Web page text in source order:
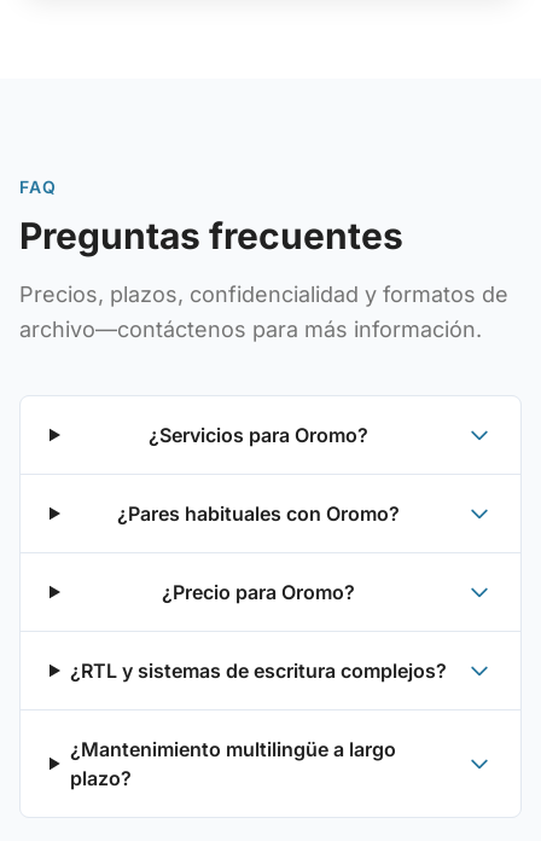
FAQ
Preguntas frecuentes
Precios, plazos, confidencialidad y formatos de
archivo—contáctenos para más información.
¿Servicios para Oromo?
¿Pares habituales con Oromo?
¿Precio para Oromo?
¿RTL y sistemas de escritura complejos?
¿Mantenimiento multilingüe a largo
plazo?